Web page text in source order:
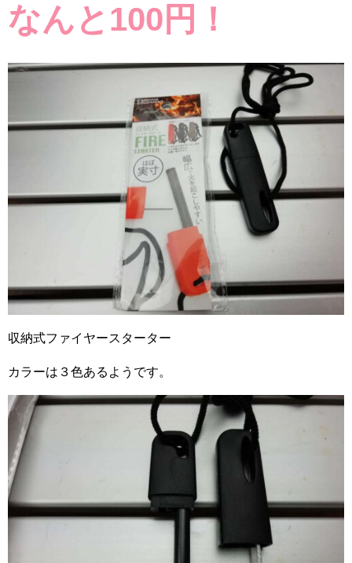
なんと100円！
収納式ファイヤースターター
カラーは３色あるようです。